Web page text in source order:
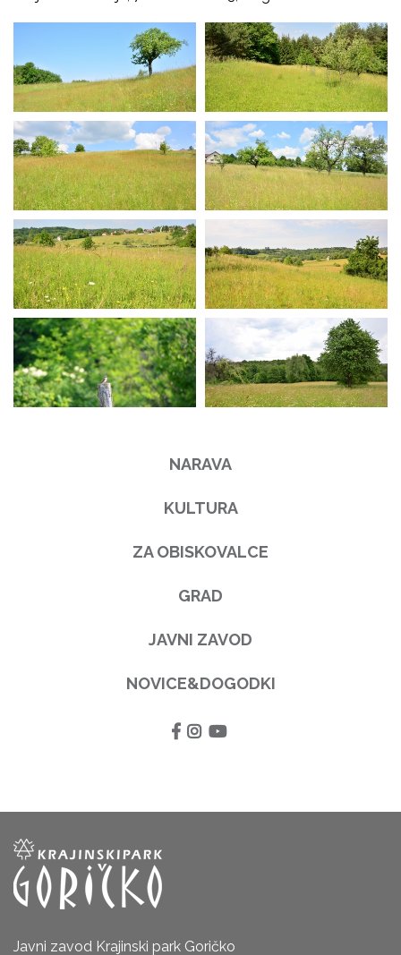
NARAVA
KULTURA
ZA OBISKOVALCE
GRAD
JAVNI ZAVOD
NOVICE&DOGODKI
Javni zavod Krajinski park Goričko